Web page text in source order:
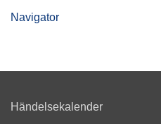
Navigator
Händelsekalender